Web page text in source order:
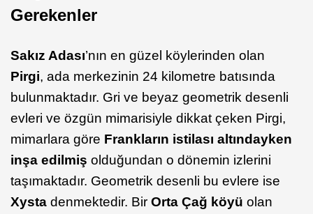
Gerekenler
Sakız Adası’nın en güzel köylerinden olan
Pirgi, ada merkezinin 24 kilometre batısında
bulunmaktadır. Gri ve beyaz geometrik desenli
evleri ve özgün mimarisiyle dikkat çeken Pirgi,
mimarlara göre Frankların istilası altındayken
inşa edilmiş olduğundan o dönemin izlerini
taşımaktadır. Geometrik desenli bu evlere ise
Xysta denmektedir. Bir Orta Çağ köyü olan